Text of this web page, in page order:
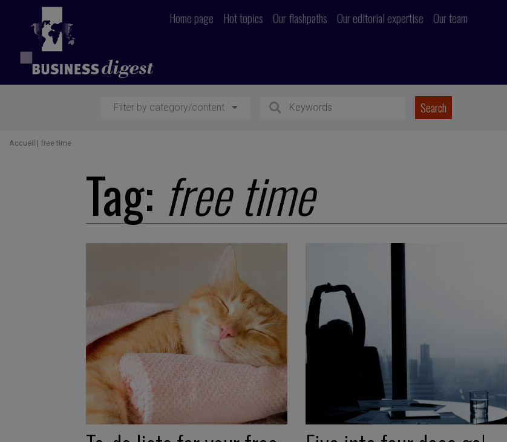
Home page Hot topics Our flashpaths Our editorial expertise Our team
Filter by category/content
Accueil | free time
Tag: free time